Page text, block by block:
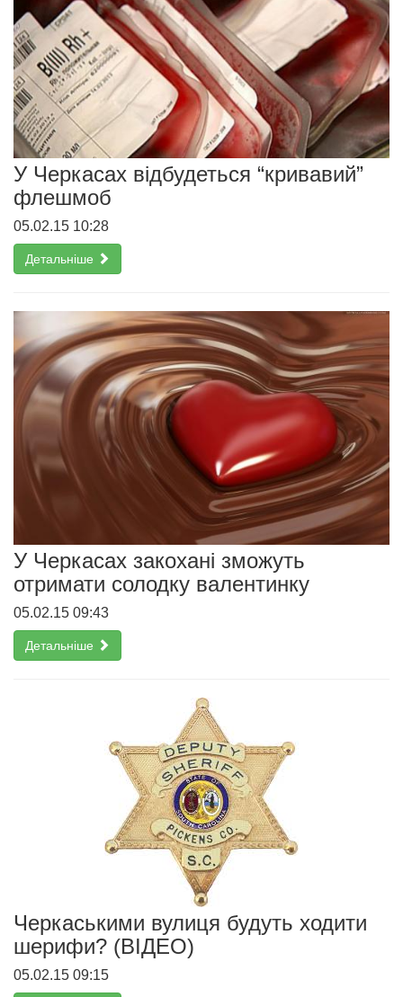
У Черкасах відбудеться “кривавий”
флешмоб
05.02.15 10:28
Детальніше
У Черкасах закохані зможуть
отримати солодку валентинку
05.02.15 09:43
Детальніше
Черкаськими вулиця будуть ходити
шерифи? (ВІДЕО)
05.02.15 09:15